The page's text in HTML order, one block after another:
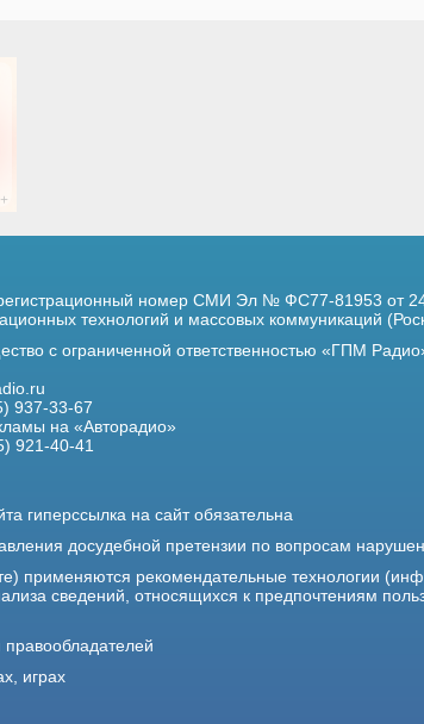
номер СМИ Эл № ФС77-81953 от
технологий и массовых коммуникаций
с ограниченной ответственностью «ГПМ
937-33-67
на «Авторадио»
921-40-41
гиперссылка на сайт обязательна
досудебной претензии по вопросам
применяются рекомендательные технологии
сведений, относящихся к предпочтениям
играх